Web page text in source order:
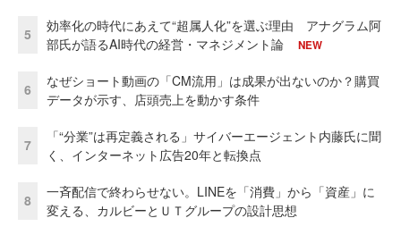
5
効率化の時代にあえて“超属人化”を選ぶ理由 アナグラム阿
部氏が語るAI時代の経営・マネジメント論
NEW
6
なぜショート動画の「CM流用」は成果が出ないのか？購買
データが示す、店頭売上を動かす条件
7
「“分業”は再定義される」サイバーエージェント内藤氏に聞
く、インターネット広告20年と転換点
8
一斉配信で終わらせない。LINEを「消費」から「資産」に
変える、カルビーとＵＴグループの設計思想